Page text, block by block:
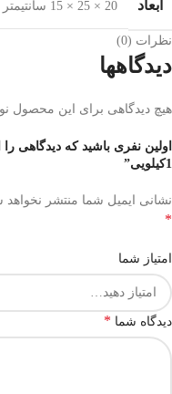
ابعاد 20 × 25 × 15 سانتیمتر
نظرات (0)
دیدگاهها
هیچ دیدگاهی برای این محصول
اولین نفری باشید که دیدگاهی
1کیلویی”
نشانی ایمیل شما منتشر نخواهد
*
امتیاز شما
دیدگاه شما *